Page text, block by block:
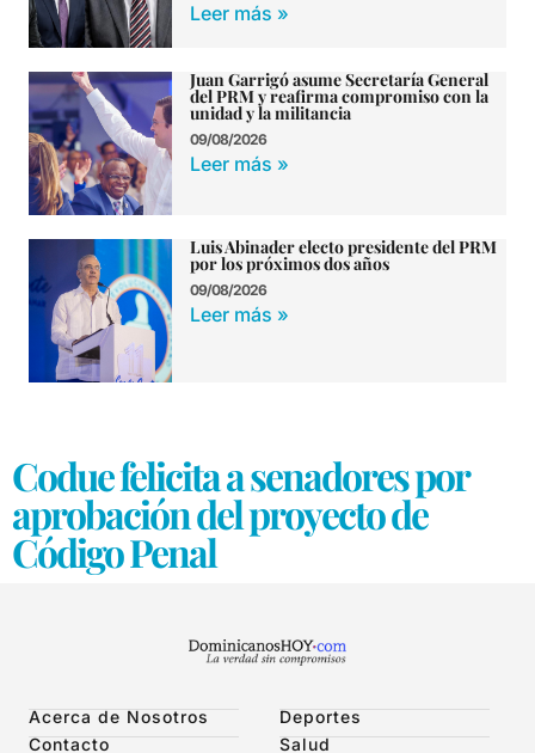
Leer más »
Juan Garrigó asume Secretaría General
del PRM y reafirma compromiso con la
unidad y la militancia
09/08/2026
Leer más »
Luis Abinader electo presidente del PRM
por los próximos dos años
09/08/2026
Leer más »
Codue felicita a senadores por
aprobación del proyecto de
Código Penal
Acerca de Nosotros
Contacto
Deportes
Salud